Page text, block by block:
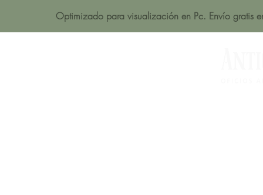
Optimizado para visualización en Pc. Envío